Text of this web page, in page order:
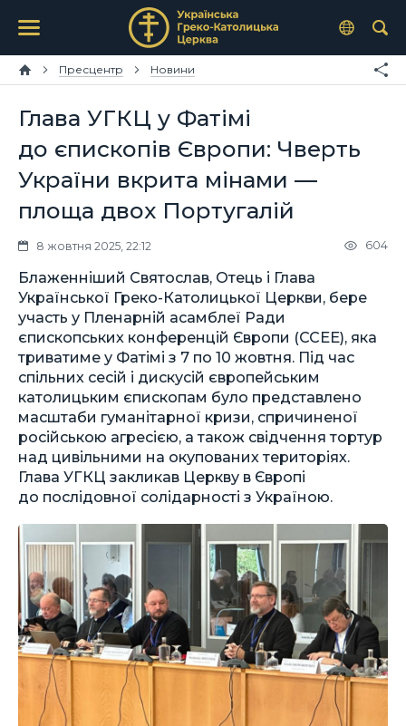
Пресцентр Новини
Глава УГКЦ у Фатімі
до єпископів Європи: Чверть
України вкрита мінами —
площа двох Португалій
8 жовтня 2025, 22:12 604
Блаженніший Святослав, Отець і Глава
Української Греко-Католицької Церкви, бере
участь у Пленарній асамблеї Ради
єпископських конференцій Європи (CCEE), яка
триватиме у Фатімі з 7 по 10 жовтня. Під час
спільних сесій і дискусій європейським
католицьким єпископам було представлено
масштаби гуманітарної кризи, спричиненої
російською агресією, а також свідчення тортур
над цивільними на окупованих територіях.
Глава УГКЦ закликав Церкву в Європі
до послідовної солідарності з Україною.